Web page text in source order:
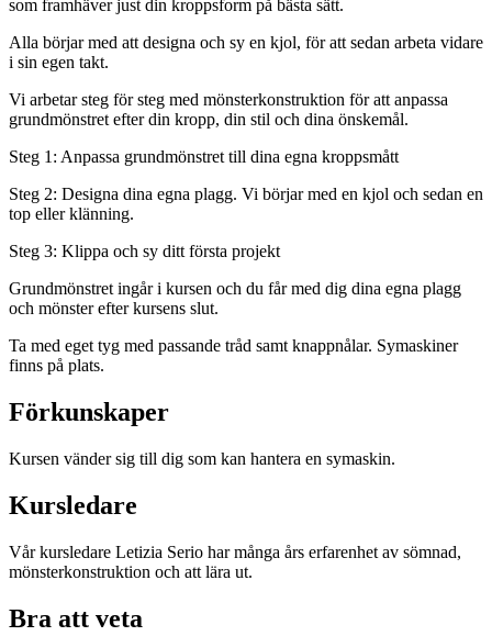
som framhäver just din kroppsform på bästa sätt.
Alla börjar med att designa och sy en kjol, för att sedan arbeta vidare
i sin egen takt.
Vi arbetar steg för steg med mönsterkonstruktion för att anpassa
grundmönstret efter din kropp, din stil och dina önskemål.
Steg 1: Anpassa grundmönstret till dina egna kroppsmått
Steg 2: Designa dina egna plagg. Vi börjar med en kjol och sedan en
top eller klänning.
Steg 3: Klippa och sy ditt första projekt
Grundmönstret ingår i kursen och du får med dig dina egna plagg
och mönster efter kursens slut.
Ta med eget tyg med passande tråd samt knappnålar. Symaskiner
finns på plats.
Förkunskaper
Kursen vänder sig till dig som kan hantera en symaskin.
Kursledare
Vår kursledare Letizia Serio har många års erfarenhet av sömnad,
mönsterkonstruktion och att lära ut.
Bra att veta